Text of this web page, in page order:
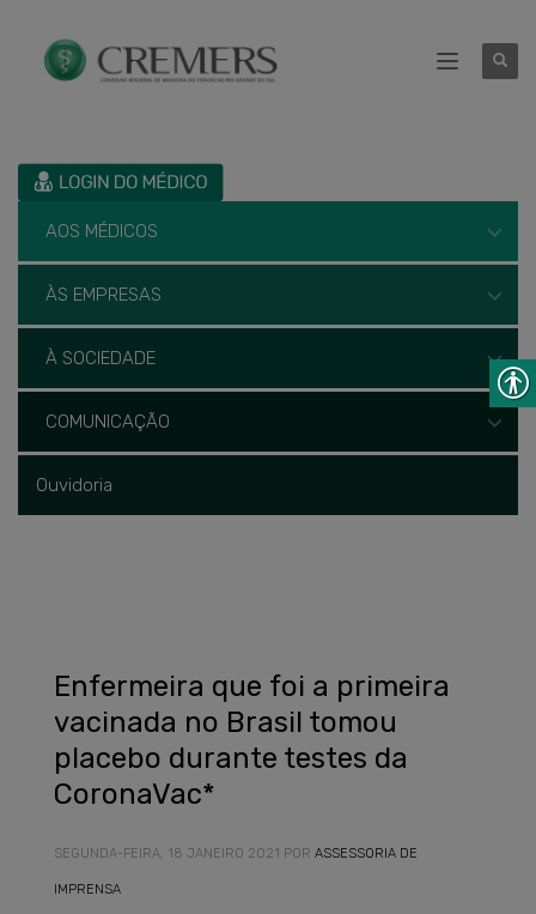
AOS MÉDICOS
ÀS EMPRESAS
À SOCIEDADE
COMUNICAÇÃO
Ouvidoria
Enfermeira que foi a primeira
vacinada no Brasil tomou
placebo durante testes da
CoronaVac*
SEGUNDA-FEIRA, 18 JANEIRO 2021 POR ASSESSORIA DE
IMPRENSA